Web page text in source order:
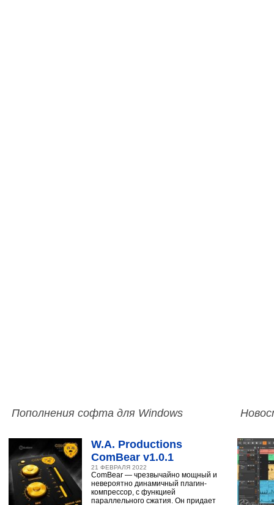
Пополнения софта для Windows
W.A. Productions
ComBear v1.0.1
21 ФЕВРАЛЯ 2022
ComBear — чрезвычайно мощный и
невероятно динамичный плагин-
компрессор, с функцией
параллельного сжатия. Он придает